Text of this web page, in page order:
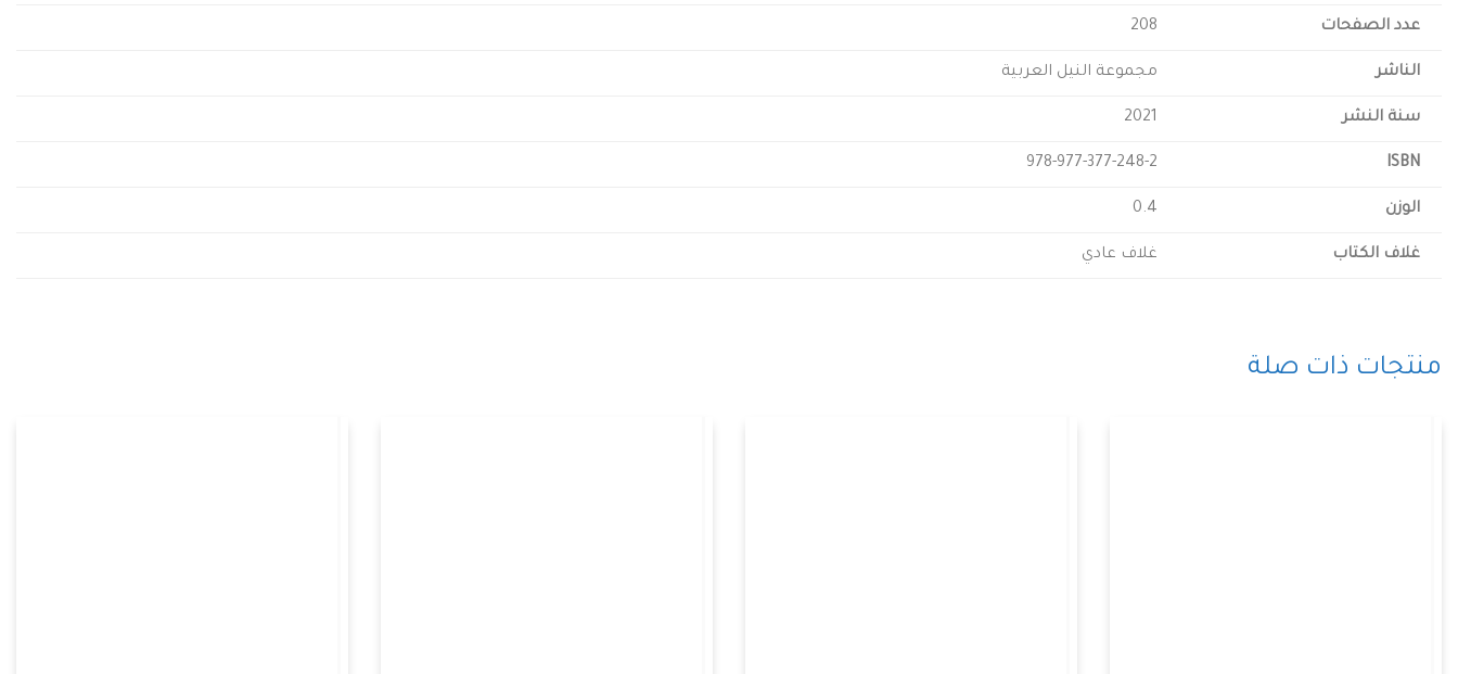
عدد الصفحات 208
الناشر مجموعة النيل العربية
سنة النشر 2021
ISBN
978-977-377-248-2
الوزن 0.4
غلاف الكتاب غلاف عادي
منتجات ذات صلة